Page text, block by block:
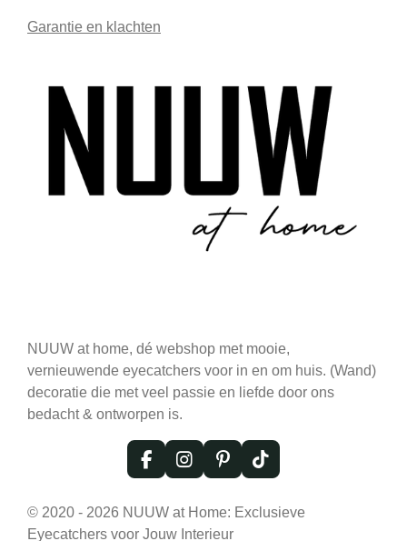
Garantie en klachten
NUUW at home, dé webshop met mooie,
vernieuwende eyecatchers voor in en om huis. (Wand)
decoratie die met veel passie en liefde door ons
bedacht & ontworpen is.
F
e
b
I
t
a
P
t
e
T
T
© 2020 - 2026 NUUW at Home: Exclusieve
Eyecatchers voor Jouw Interieur